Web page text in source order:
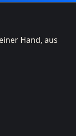
Hand, aus